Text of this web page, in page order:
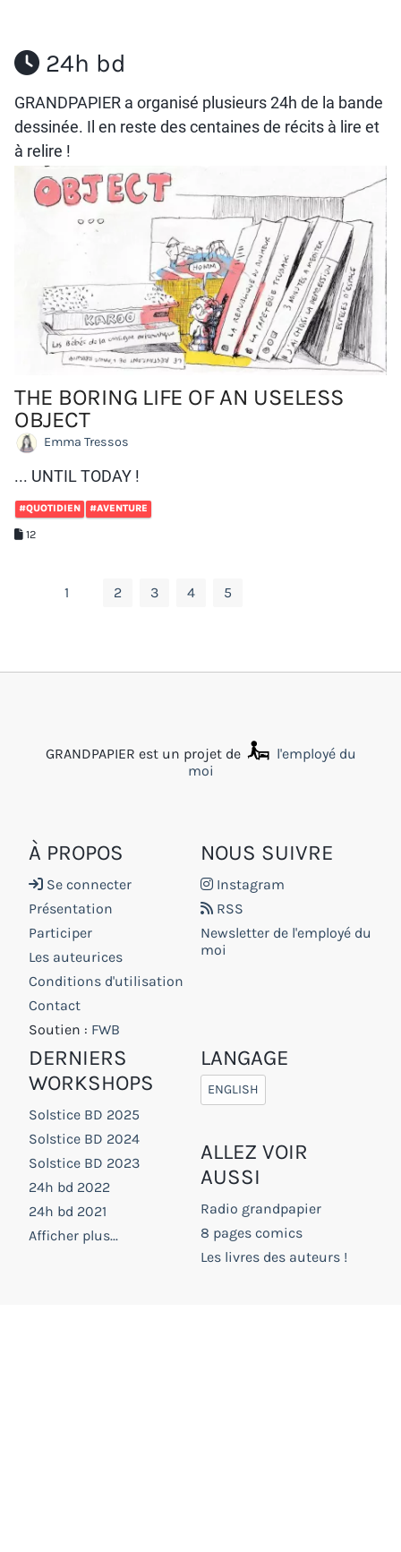
24h bd
GRANDPAPIER a organisé plusieurs 24h de la bande
dessinée. Il en reste des centaines de récits à lire et
à relire !
THE BORING LIFE OF AN USELESS
OBJECT
Emma Tressos
... UNTIL TODAY !
#QUOTIDIEN #AVENTURE
12
1 2 3 4 5
GRANDPAPIER est un projet de
l'employé du
moi
À PROPOS
Se connecter
Présentation
Participer
Les auteurices
Conditions d'utilisation
Contact
Soutien : FWB
NOUS SUIVRE
Instagram
RSS
Newsletter de l'employé du
moi
DERNIERS
WORKSHOPS
Solstice BD 2025
Solstice BD 2024
Solstice BD 2023
24h bd 2022
24h bd 2021
Afficher plus...
LANGAGE
ENGLISH
ALLEZ VOIR
AUSSI
Radio grandpapier
8 pages comics
Les livres des auteurs !